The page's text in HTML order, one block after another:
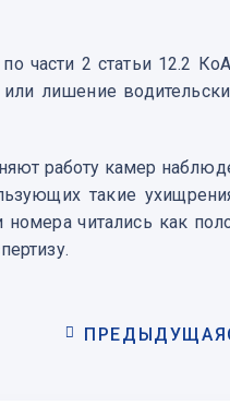
части 2 статьи
лишение
работу камер
такие
читались как
ПРЕДЫДУЩАЯ